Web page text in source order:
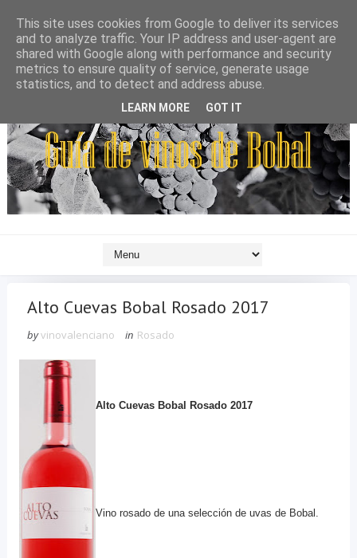
Alto Cuevas Bobal Rosado 2017
byvinovalenciano in Rosado
Alto Cuevas Bobal Rosado 2017
Vino rosado de una selección de uvas de Bobal.
This site uses cookies from Google to deliver its services
and to analyze traffic. Your IP address and user-agent are
shared with Google along with performance and security
metrics to ensure quality of service, generate usage
statistics, and to detect and address abuse.
LEARN MORE GOT IT